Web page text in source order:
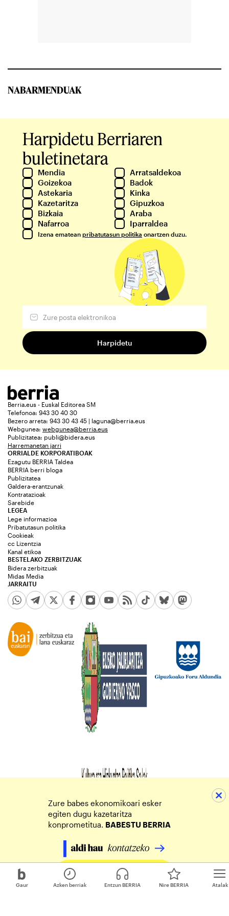
Gaur Atalak
Azken berriak Entzun BERRIA Nire BERRIA
NABARMENDUAK
Harpidetu Berriaren
buletinetara
Mendia
Arratsaldekoa
Goizekoa
Badok
Astekaria
Kinka
Kazetaritza
Gipuzkoa
Bizkaia
Araba
Nafarroa
Iparraldea
Izena ematean pribatutasun politika onartzen duzu.
Berria.eus - Euskal Editorea SM
Telefonoa: 943 30 40 30
Bezero arreta: 943 30 43 45 | laguna@berria.eus
Webgunea: webgunea@berria.eus
Publizitatea: publi@bidera.eus
Harremanetan jarri
ORRIALDE KORPORATIBOAK
Ezagutu BERRIA Taldea
BERRIA berri bloga
Publizitatea
Galdera-erantzunak
Kontratazioak
Sarebide
JARRAITU
LEGEA
Lege informazioa
Pribatutasun politika
Cookieak
cc Lizentzia
Kanal etikoa
BESTELAKO ZERBITZUAK
Bidera zerbitzuak
Midas Media
Zure babes ekonomikoari esker
egiten dugu kazetaritza
konprometitua. BABESTU BERRIA
Egin zure ekarpena